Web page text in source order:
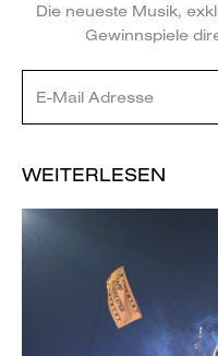
Die neueste Musik,
Gewinnspiele
WEITERLESEN